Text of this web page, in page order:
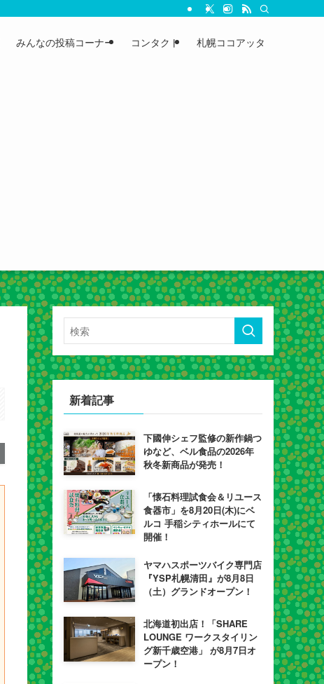
みんなの投稿コーナー コンタクト 札幌ココアッタ
新着記事
下國伸シェフ監修の新作鍋つ
ゆなど、ベル食品の2026年
秋冬新商品が発売！
「懐石料理試食会＆リユース
食器市」を8月20日(木)にベ
ルコ 手稲シティホールにて
開催！
ヤマハスポーツバイク専門店
『YSP札幌清田』が8月8日
（土）グランドオープン！
北海道初出店！「SHARE
LOUNGE ワークスタイリン
グ新千歳空港」 が8月7日オ
ープン！